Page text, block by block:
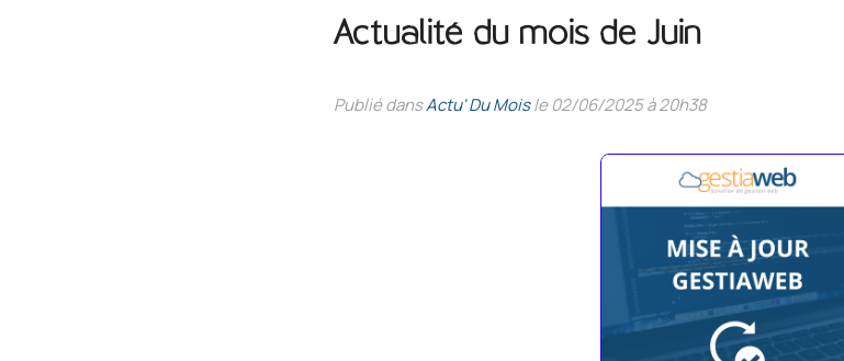
Actualité du mois de Juin
Publié dansActu' Du Moisle 02/06/2025 à 20h38